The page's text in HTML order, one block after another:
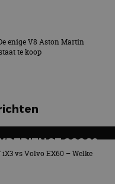
enige V8 Aston Martin
te koop
2026?
september
vs Volvo EX60 – Welke